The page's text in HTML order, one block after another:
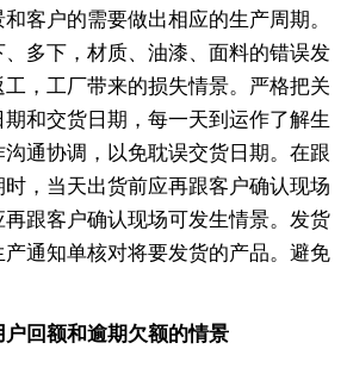
客户的需要做出相应的生产周期。
多下，材质、油漆、面料的错误发
，工厂带来的损失情景。严格把关
和交货日期，每一天到运作了解生
通协调，以免耽误交货日期。在跟
，当天出货前应再跟客户确认现场
跟客户确认现场可发生情景。发货
通知单核对将要发货的产品。避免
回额和逾期欠额的情景